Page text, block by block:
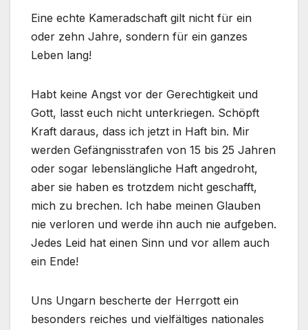
Eine echte Kameradschaft gilt nicht für ein
oder zehn Jahre, sondern für ein ganzes
Leben lang!
Habt keine Angst vor der Gerechtigkeit und
Gott, lasst euch nicht unterkriegen. Schöpft
Kraft daraus, dass ich jetzt in Haft bin. Mir
werden Gefängnisstrafen von 15 bis 25 Jahren
oder sogar lebenslängliche Haft angedroht,
aber sie haben es trotzdem nicht geschafft,
mich zu brechen. Ich habe meinen Glauben
nie verloren und werde ihn auch nie aufgeben.
Jedes Leid hat einen Sinn und vor allem auch
ein Ende!
Uns Ungarn bescherte der Herrgott ein
besonders reiches und vielfältiges nationales